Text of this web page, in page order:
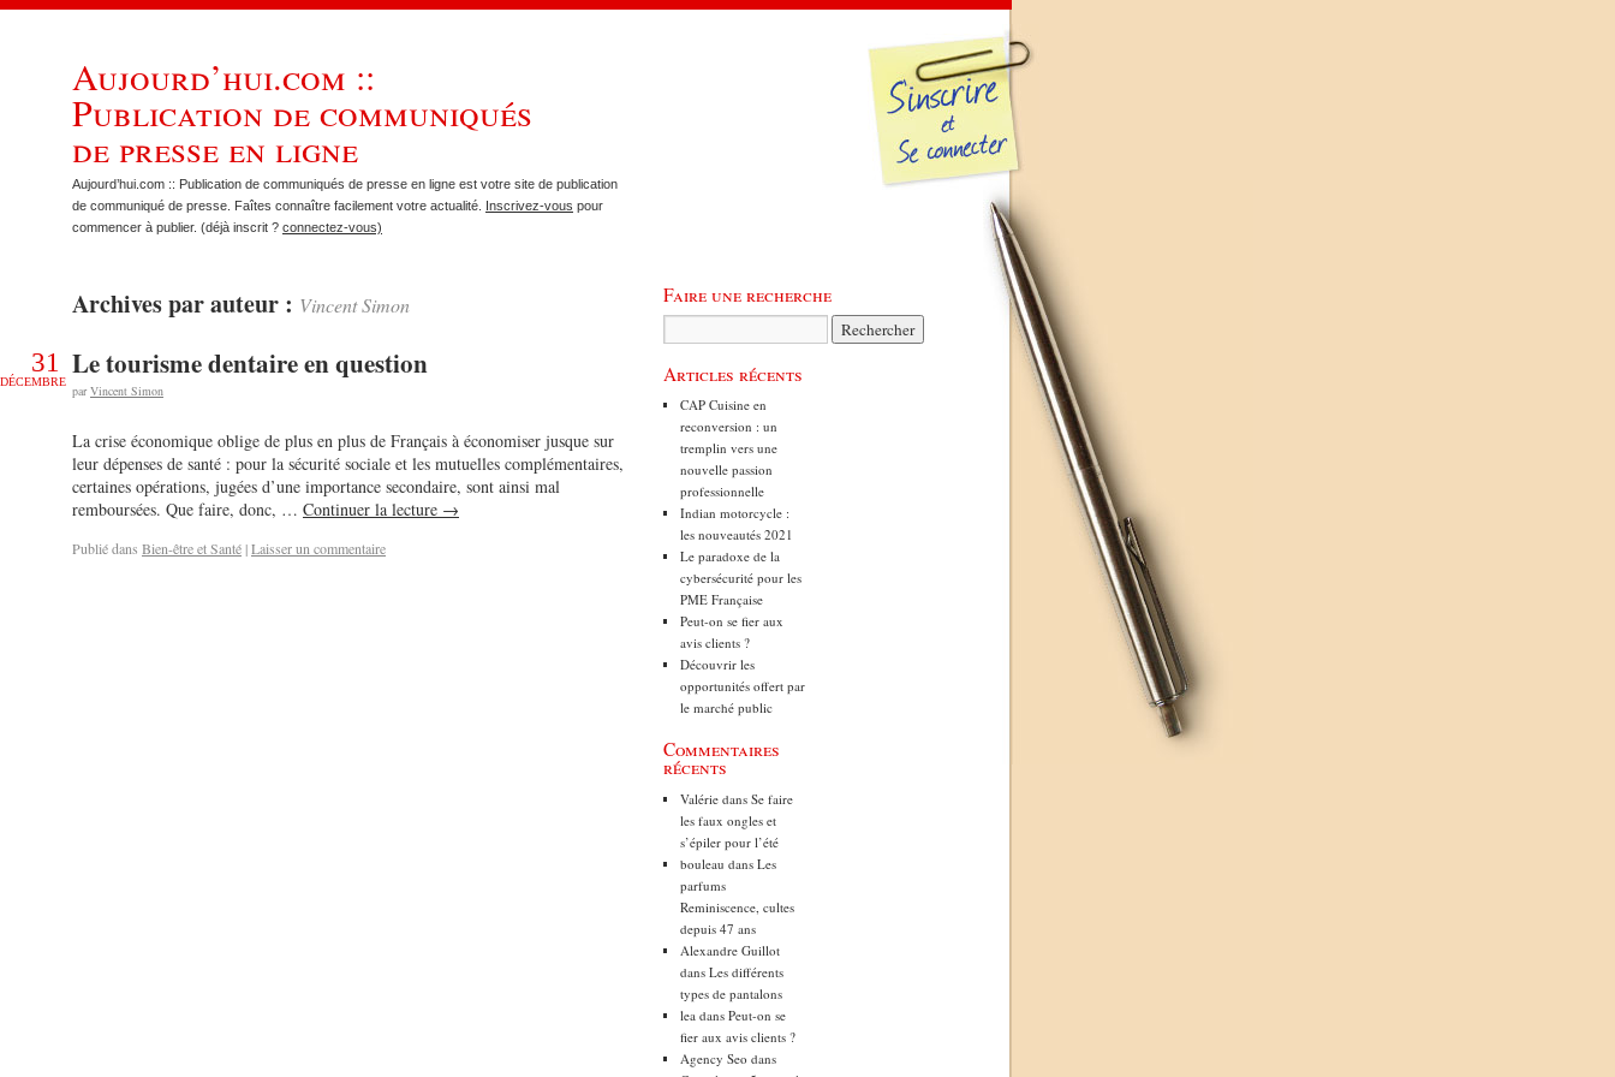
Aujourd’hui.com ::
Publication de communiqués
de presse en ligne
Aujourd’hui.com :: Publication de communiqués de presse en ligne est votre site de publication
de communiqué de presse. Faîtes connaître facilement votre actualité. Inscrivez-vous pour
commencer à publier. (déjà inscrit ? connectez-vous)
Archives par auteur : Vincent Simon
31
DÉCEMBRE
Le tourisme dentaire en question
par Vincent Simon
La crise économique oblige de plus en plus de Français à économiser jusque sur
leur dépenses de santé : pour la sécurité sociale et les mutuelles complémentaires,
certaines opérations, jugées d’une importance secondaire, sont ainsi mal
remboursées. Que faire, donc, … Continuer la lecture →
Publié dans Bien-être et Santé|Laisser un commentaire
Faire une recherche
Articles récents
CAP Cuisine en
reconversion : un
tremplin vers une
nouvelle passion
professionnelle
Indian motorcycle :
les nouveautés 2021
Le paradoxe de la
cybersécurité pour les
PME Française
Peut-on se fier aux
avis clients ?
Découvrir les
opportunités offert par
le marché public
Commentaires
récents
Valérie dansSe faire
les faux ongles et
s’épiler pour l’été
bouleau dansLes
parfums
Reminiscence, cultes
depuis 47 ans
Alexandre Guillot
dansLes différents
types de pantalons
lea dansPeut-on se
fier aux avis clients ?
Agency Seo dans